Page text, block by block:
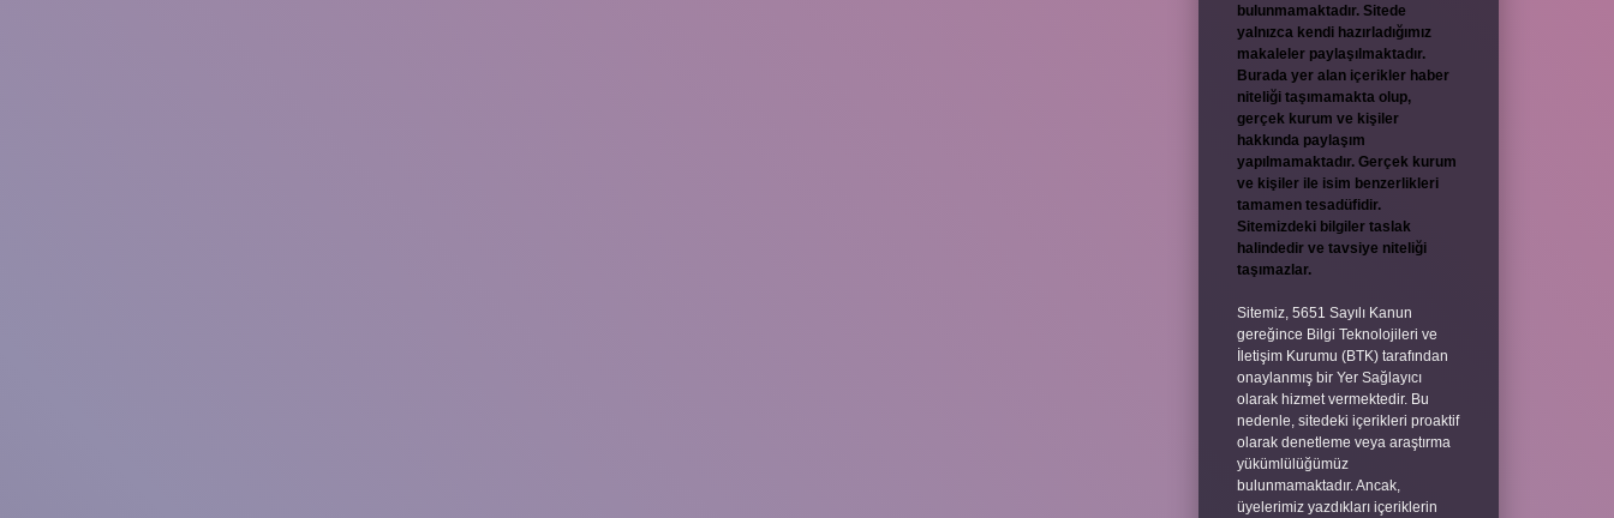
bulunmamaktadır. Sitede
yalnızca kendi hazırladığımız
makaleler paylaşılmaktadır.
Burada yer alan içerikler haber
niteliği taşımamakta olup,
gerçek kurum ve kişiler
hakkında paylaşım
yapılmamaktadır. Gerçek kurum
ve kişiler ile isim benzerlikleri
tamamen tesadüfidir.
Sitemizdeki bilgiler taslak
halindedir ve tavsiye niteliği
taşımazlar.
Sitemiz, 5651 Sayılı Kanun
gereğince Bilgi Teknolojileri ve
İletişim Kurumu (BTK) tarafından
onaylanmış bir Yer Sağlayıcı
olarak hizmet vermektedir. Bu
nedenle, sitedeki içerikleri proaktif
olarak denetleme veya araştırma
yükümlülüğümüz
bulunmamaktadır. Ancak,
üyelerimiz yazdıkları içeriklerin